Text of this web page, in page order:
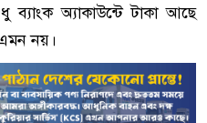
অ্যাকাউন্টে টাকা আছে
নয়।